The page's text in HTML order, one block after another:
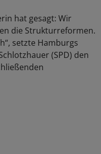
hat gesagt: Wir
die Strukturreformen.
setzte Hamburgs
(SPD) den